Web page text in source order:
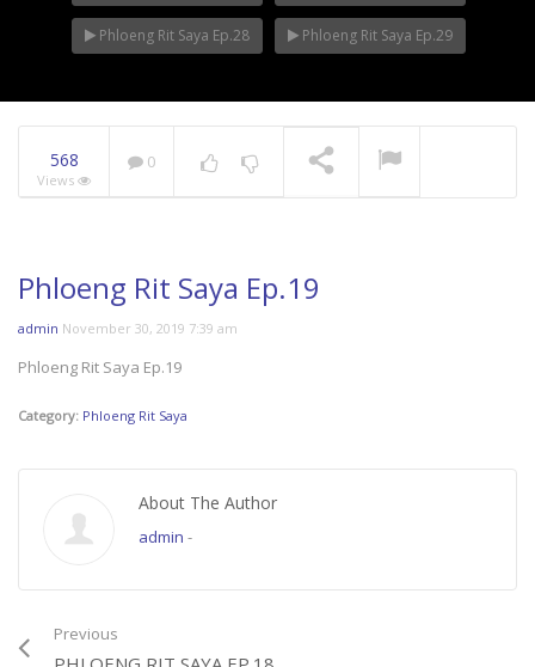
Phloeng Rit Saya Ep.28 Phloeng Rit Saya Ep.29
568
Views
0
Phloeng Rit Saya Ep.19
admin November 30, 2019 7:39 am
Phloeng Rit Saya Ep.19
Category: Phloeng Rit Saya
About The Author
admin -
Previous